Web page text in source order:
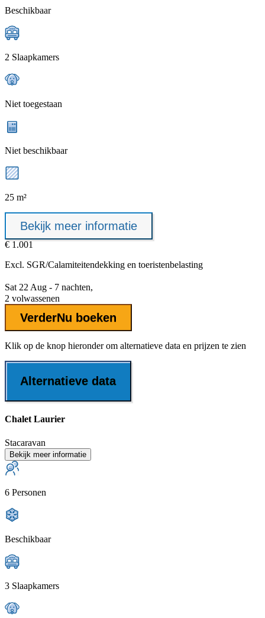
Beschikbaar
2 Slaapkamers
Niet toegestaan
Niet beschikbaar
25 m²
Bekijk meer informatie
€ 1.001
Excl. SGR/Calamiteitendekking en toeristenbelasting
Sat 22 Aug - 7 nachten,
2 volwassenen
VerderNu boeken
Klik op de knop hieronder om alternatieve data en prijzen te zien
Alternatieve data
Chalet Laurier
Stacaravan
Bekijk meer informatie
6 Personen
Beschikbaar
3 Slaapkamers